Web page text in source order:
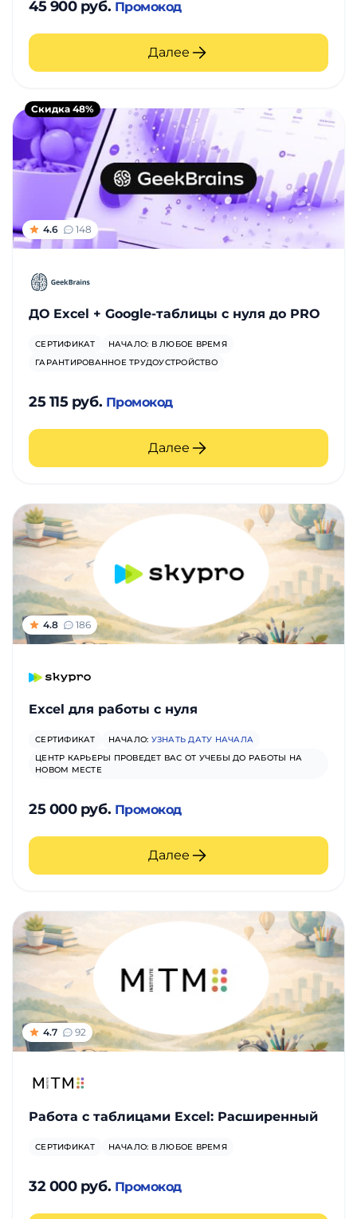
45 900 руб. Промокод
Далее
4.6 148
ДО Excel + Google-таблицы с нуля до PRO
СЕРТИФИКАТ
НАЧАЛО: В ЛЮБОЕ ВРЕМЯ
ГАРАНТИРОВАННОЕ ТРУДОУСТРОЙСТВО
25 115 руб. Промокод
Далее
Скидка 48%
4.8 186
Excel для работы с нуля
СЕРТИФИКАТ НАЧАЛО: УЗНАТЬ ДАТУ НАЧАЛА
ЦЕНТР КАРЬЕРЫ ПРОВЕДЕТ ВАС ОТ УЧЕБЫ ДО РАБОТЫ НА
НОВОМ МЕСТЕ
25 000 руб. Промокод
Далее
4.7 92
Работа с таблицами Excel: Расширенный
СЕРТИФИКАТ НАЧАЛО: В ЛЮБОЕ ВРЕМЯ
32 000 руб. Промокод